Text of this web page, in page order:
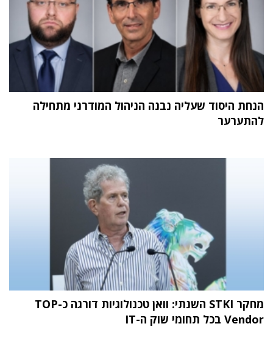
הנחת היסוד שעליה נבנה הניהול המודרני מתחילה
להתערער
מחקר STKI השנתי: וואן טכנולוגיות דורגה כ-TOP
Vendor בכל תחומי שוק ה-IT